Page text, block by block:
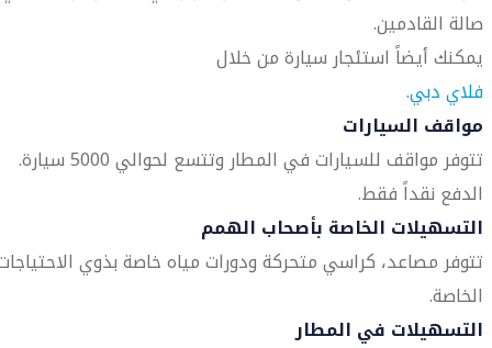
صالة القادمين.
يمكنك أيضاً استئجار سيارة من خلال
فلاي دبي.
مواقف السيارات
تتوفر مواقف للسيارات في المطار وتتسع لحوالي 5000 سيارة.
الدفع نقداً فقط.
التسهيلات الخاصة بأصحاب الهمم
تتوفر مصاعد، كراسي متحركة ودورات مياه خاصة بذوي
الخاصة.
التسهيلات في المطار